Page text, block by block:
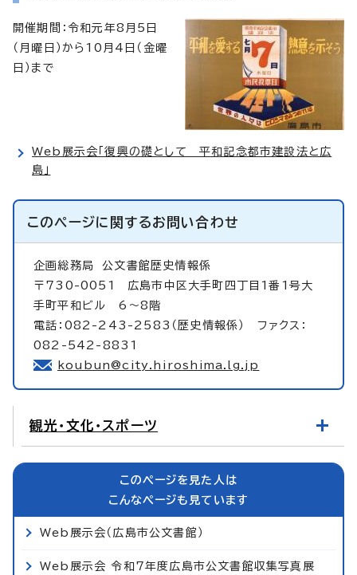
開催期間：令和元年8月5日
（月曜日）から10月4日（金曜
日）まで
Web展示会「復興の礎として 平和記念都市建設法と広
島」
このページに関するお問い合わせ
企画総務局公文書館歴史情報係
〒730-0051 広島市中区大手町四丁目1番1号大
手町平和ビル 6～8階
電話：082-243-2583（歴史情報係） ファクス：
082-542-8831
koubun@city.hiroshima.lg.jp
観光・文化・スポーツ
このページを見た人は
こんなページも見ています
Web展示会（広島市公文書館）
Web展示会 令和7年度広島市公文書館収集写真展